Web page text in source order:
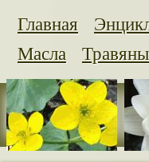
Главная
Масла